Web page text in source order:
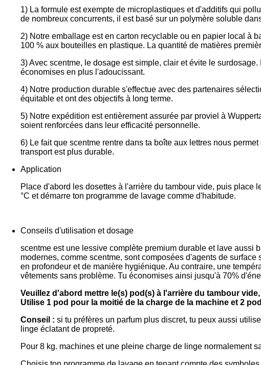
1) La formule est exempte de microplastiques et d'additifs qui
de nombreux concurrents, il est basé sur un polymère soluble
2) Notre emballage est en carton recyclable ou en papier local à
100 % aux bouteilles en plastique. La quantité de matières
3) Avec scentme, le dosage est simple, clair et évite le
économises en plus l'adoucissant.
4) Notre production durable s'effectue avec des partenaires
équitable et ont des objectifs à long terme.
5) Notre expédition est entièrement assurée par proviel à
soient renforcées dans leur efficacité personnelle.
6) Le fait que scentme rentre dans ta boîte aux lettres nous
transport est plus durable.
Application
Place d'abord les dosettes à l'arrière du tambour vide, puis
°C et démarre ton programme de lavage comme d'habitude.
Conseils d'utilisation et dosage
scentme est une lessive complète premium durable et lave
modernes, comme scentme, sont composées d'agents de
en profondeur et de manière hygiénique. Au contraire, une
vêtements sans problème. Tu économises ainsi jusqu'à 70%
Veuillez d'abord mettre le(s) pod(s) à l'arrière du tambour
Utilise 1 pod pour la moitié de la charge de la machine et 2
Conseil : si tu préfères un parfum plus discret, tu peux aussi
linge éclatant de propreté.
Pour 8 kg. machines et une pleine charge de linge normalement